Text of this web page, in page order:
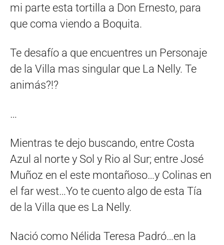
mi parte esta tortilla a Don Ernesto, para
que coma viendo a Boquita.
Te desafío a que encuentres un Personaje
de la Villa mas singular que La Nelly. Te
animás?!?
…
Mientras te dejo buscando, entre Costa
Azul al norte y Sol y Rio al Sur; entre José
Muñoz en el este montañoso…y Colinas en
el far west…Yo te cuento algo de esta Tía
de la Villa que es La Nelly.
Nació como Nélida Teresa Padró…en la